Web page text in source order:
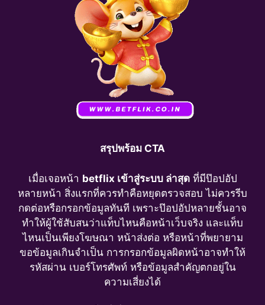
สรุปพร้อม CTA
เมื่อเจอหน้า betflix เข้าสู่ระบบ ล่าสุดที่มีป๊อปอัป
หลายหน้า สิ่งแรกที่ควรทำคือหยุดตรวจสอบ ไม่ควรรีบ
กดต่อหรือกรอกข้อมูลทันที เพราะป๊อปอัปหลายชั้นอาจ
ทำให้ผู้ใช้สับสนว่าแท็บไหนคือหน้าเว็บจริง และแท็บ
ไหนเป็นเพียงโฆษณา หน้าส่งต่อ หรือหน้าที่พยายาม
ขอข้อมูลเกินจำเป็น การกรอกข้อมูลผิดหน้าอาจทำให้
รหัสผ่าน เบอร์โทรศัพท์ หรือข้อมูลสำคัญตกอยู่ใน
ความเสี่ยงได้